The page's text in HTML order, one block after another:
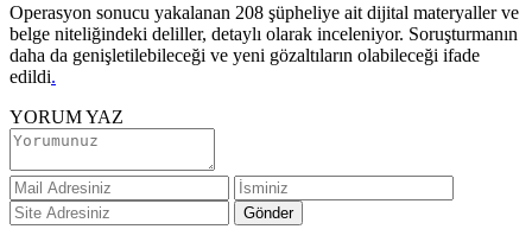
Operasyon sonucu yakalanan 208 şüpheliye ait dijital materyaller ve
belge niteliğindeki deliller, detaylı olarak inceleniyor. Soruşturmanın
daha da genişletilebileceği ve yeni gözaltıların olabileceği ifade
edildi.
YORUM YAZ